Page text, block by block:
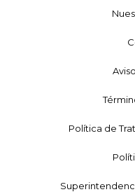
Política de